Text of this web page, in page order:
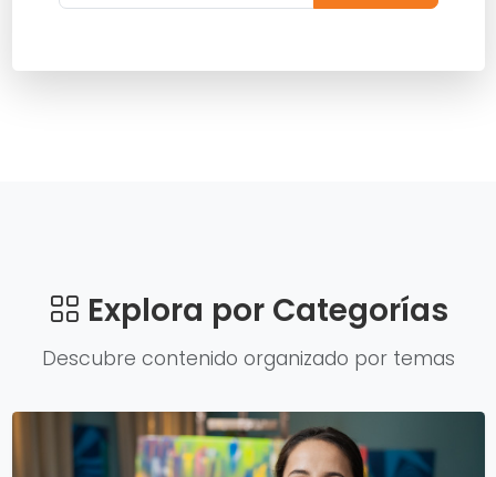
Explora por Categorías
Descubre contenido organizado por temas